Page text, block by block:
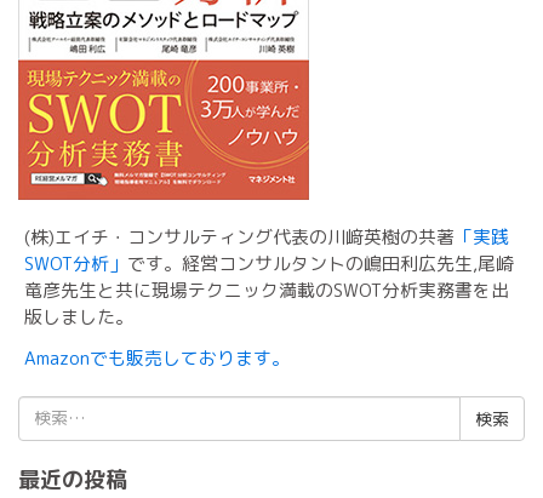
(株)エイチ・コンサルティング代表の川﨑英樹の共著 「実践
SWOT分析」 です。経営コンサルタントの嶋田利広先生,尾崎
竜彦先生と共に現場テクニック満載のSWOT分析実務書を出
版しました。
Amazonでも販売しております。
検
索:
最近の投稿